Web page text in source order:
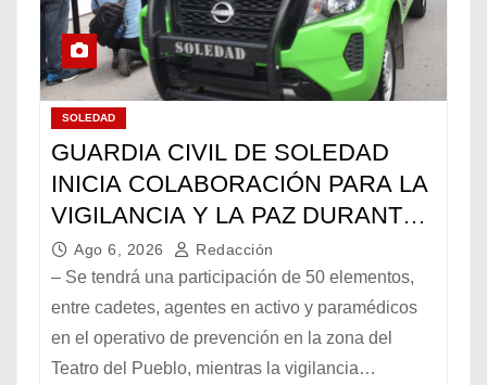
SOLEDAD
GUARDIA CIVIL DE SOLEDAD
INICIA COLABORACIÓN PARA LA
VIGILANCIA Y LA PAZ DURANTE
LA FENAPO
Ago 6, 2026 Redacción
– Se tendrá una participación de 50 elementos,
entre cadetes, agentes en activo y paramédicos
en el operativo de prevención en la zona del
Teatro del Pueblo, mientras la vigilancia…